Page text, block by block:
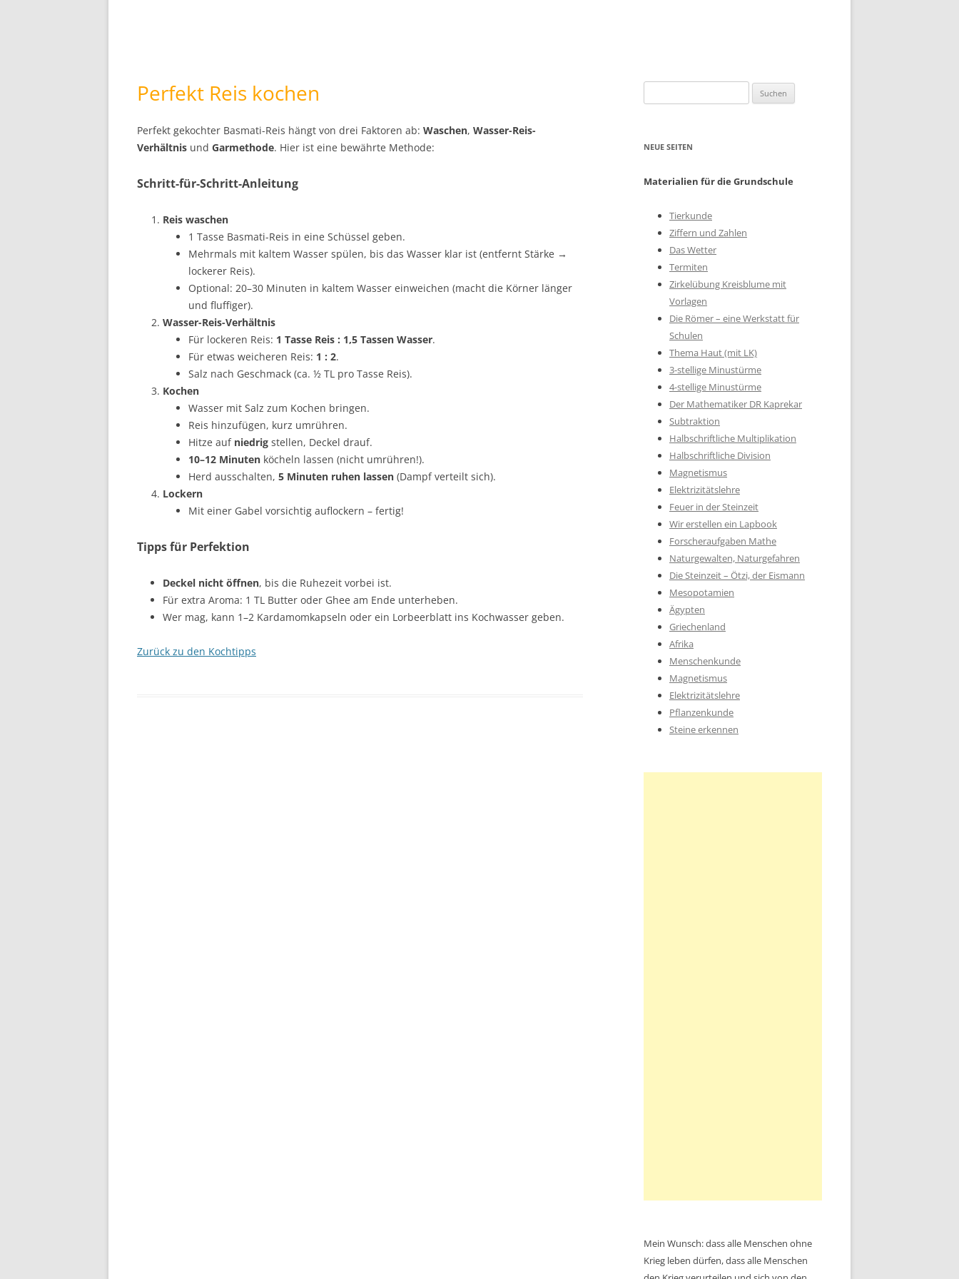
Perfekt Reis kochen
Perfekt gekochter Basmati-Reis hängt von drei Faktoren ab: Waschen, Wasser-Reis-
Verhältnis und Garmethode. Hier ist eine bewährte Methode:
Schritt-für-Schritt-Anleitung
Reis waschen
1 Tasse Basmati-Reis in eine Schüssel geben.
Mehrmals mit kaltem Wasser spülen, bis das Wasser klar ist (entfernt Stärke →
lockerer Reis).
Optional: 20–30 Minuten in kaltem Wasser einweichen (macht die Körner länger
und fluffiger).
Wasser-Reis-Verhältnis
Für lockeren Reis: 1 Tasse Reis : 1,5 Tassen Wasser.
Für etwas weicheren Reis: 1 : 2.
Salz nach Geschmack (ca. ½ TL pro Tasse Reis).
Kochen
Wasser mit Salz zum Kochen bringen.
Reis hinzufügen, kurz umrühren.
Hitze auf niedrig stellen, Deckel drauf.
10–12 Minuten köcheln lassen (nicht umrühren!).
Herd ausschalten, 5 Minuten ruhen lassen (Dampf verteilt sich).
Lockern
Mit einer Gabel vorsichtig auflockern – fertig!
Tipps für Perfektion
Deckel nicht öffnen, bis die Ruhezeit vorbei ist.
Für extra Aroma: 1 TL Butter oder Ghee am Ende unterheben.
Wer mag, kann 1–2 Kardamomkapseln oder ein Lorbeerblatt ins Kochwasser geben.
Zurück zu den Kochtipps
nach:
NEUE SEITEN
Materialien für die Grundschule
Tierkunde
Ziffern und Zahlen
Das Wetter
Termiten
Zirkelübung Kreisblume mit
Vorlagen
Die Römer – eine Werkstatt für
Schulen
Thema Haut (mit LK)
3-stellige Minustürme
4-stellige Minustürme
Der Mathematiker DR Kaprekar
Subtraktion
Halbschriftliche Multiplikation
Halbschriftliche Division
Magnetismus
Elektrizitätslehre
Feuer in der Steinzeit
Wir erstellen ein Lapbook
Forscheraufgaben Mathe
Naturgewalten, Naturgefahren
Die Steinzeit – Ötzi, der Eismann
Mesopotamien
Ägypten
Griechenland
Afrika
Menschenkunde
Magnetismus
Elektrizitätslehre
Pflanzenkunde
Steine erkennen
Mein Wunsch: dass alle Menschen ohne
Krieg leben dürfen, dass alle Menschen